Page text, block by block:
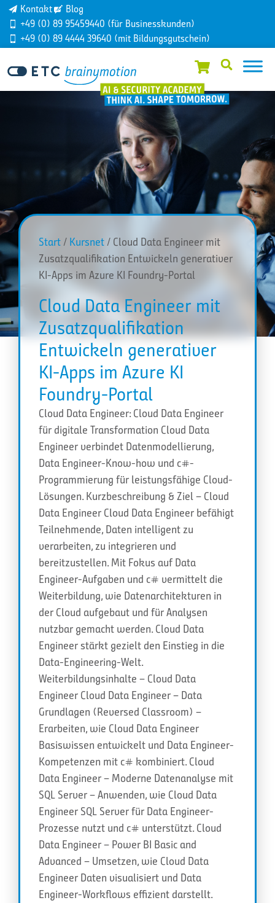
Kontakt
Blog
+49 (0) 89 95459440 (für Businesskunden)
+49 (0) 89 4444 39640 (mit Bildungsgutschein)
Start / Kursnet/ Cloud Data Engineer mit
Zusatzqualifikation Entwickeln generativer
KI-Apps im Azure KI Foundry-Portal
Cloud Data Engineer mit
Zusatzqualifikation
Entwickeln generativer
KI-Apps im Azure KI
Foundry-Portal
Cloud Data Engineer: Cloud Data Engineer
für digitale Transformation Cloud Data
Engineer verbindet Datenmodellierung,
Data Engineer-Know-how und c#-
Programmierung für leistungsfähige Cloud-
Lösungen. Kurzbeschreibung & Ziel – Cloud
Data Engineer Cloud Data Engineer befähigt
Teilnehmende, Daten intelligent zu
verarbeiten, zu integrieren und
bereitzustellen. Mit Fokus auf Data
Engineer-Aufgaben und c# vermittelt die
Weiterbildung, wie Datenarchitekturen in
der Cloud aufgebaut und für Analysen
nutzbar gemacht werden. Cloud Data
Engineer stärkt gezielt den Einstieg in die
Data-Engineering-Welt.
Weiterbildungsinhalte – Cloud Data
Engineer Cloud Data Engineer – Data
Grundlagen (Reversed Classroom) –
Erarbeiten, wie Cloud Data Engineer
Basiswissen entwickelt und Data Engineer-
Kompetenzen mit c# kombiniert. Cloud
Data Engineer – Moderne Datenanalyse mit
SQL Server – Anwenden, wie Cloud Data
Engineer SQL Server für Data Engineer-
Prozesse nutzt und c# unterstützt. Cloud
Data Engineer – Power BI Basic and
Advanced – Umsetzen, wie Cloud Data
Engineer Daten visualisiert und Data
Engineer-Workflows effizient darstellt.